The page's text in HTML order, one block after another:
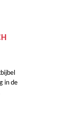
in de